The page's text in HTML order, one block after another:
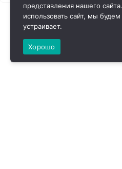
представления нашего
использовать сайт, мы будем
устраивает.
Хорошо